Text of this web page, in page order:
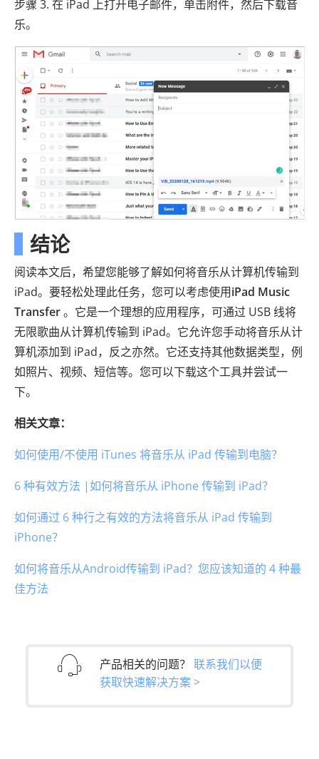
步骤 3. 在 iPad 上打开电子邮件，单击附件，然后下载音
乐。
结论
阅读本文后，希望您能够了解如何将音乐从计算机传输到
iPad。要轻松处理此任务，您可以考虑使用iPad Music
Transfer。它是一个理想的应用程序，可通过 USB 线将
无限歌曲从计算机传输到 iPad。它允许您手动将音乐从计
算机添加到 iPad，反之亦然。它还支持其他数据类型，例
如照片、视频、短信等。您可以下载这个工具并尝试一
下。
相关文章：
如何使用/不使用 iTunes 将音乐从 iPad 传输到电脑？
6 种有效方法 |如何将音乐从 iPhone 传输到 iPad？
如何通过 6 种行之有效的方法将音乐从 iPad 传输到
iPhone？
如何将音乐从Android传输到 iPad？您应该知道的 4 种最
佳方法
产品相关的问题？ 联系我们以便
获取快速解决方案 >